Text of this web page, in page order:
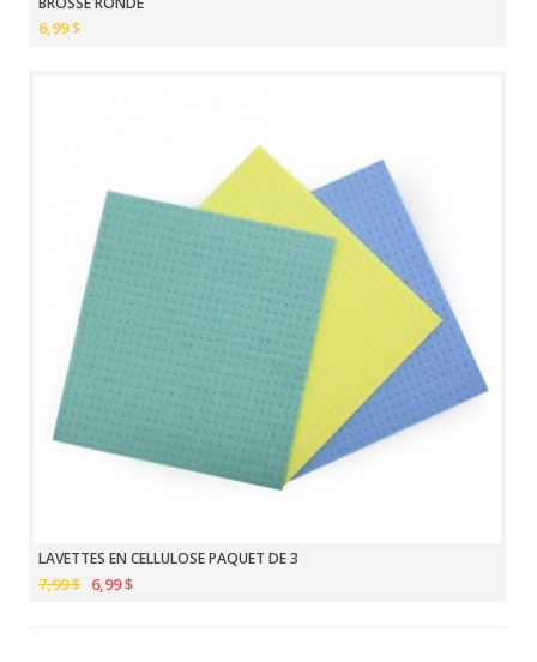
6,99 $
LAVETTES EN CELLULOSE PAQUET DE 3
7,99 $ 6,99 $